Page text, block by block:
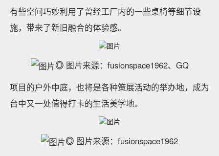
有些空间巧妙利用了曾经工厂内的一些桌椅等细节设
施，带来了新旧融合的体验感。
◎ 图片来源：fusionspace1962、GQ
项目的户外中庭，也将是各种策展活动的举办地，成为
台中又一处值得打卡的生活美学地。
◎ 图片来源：fusionspace1962